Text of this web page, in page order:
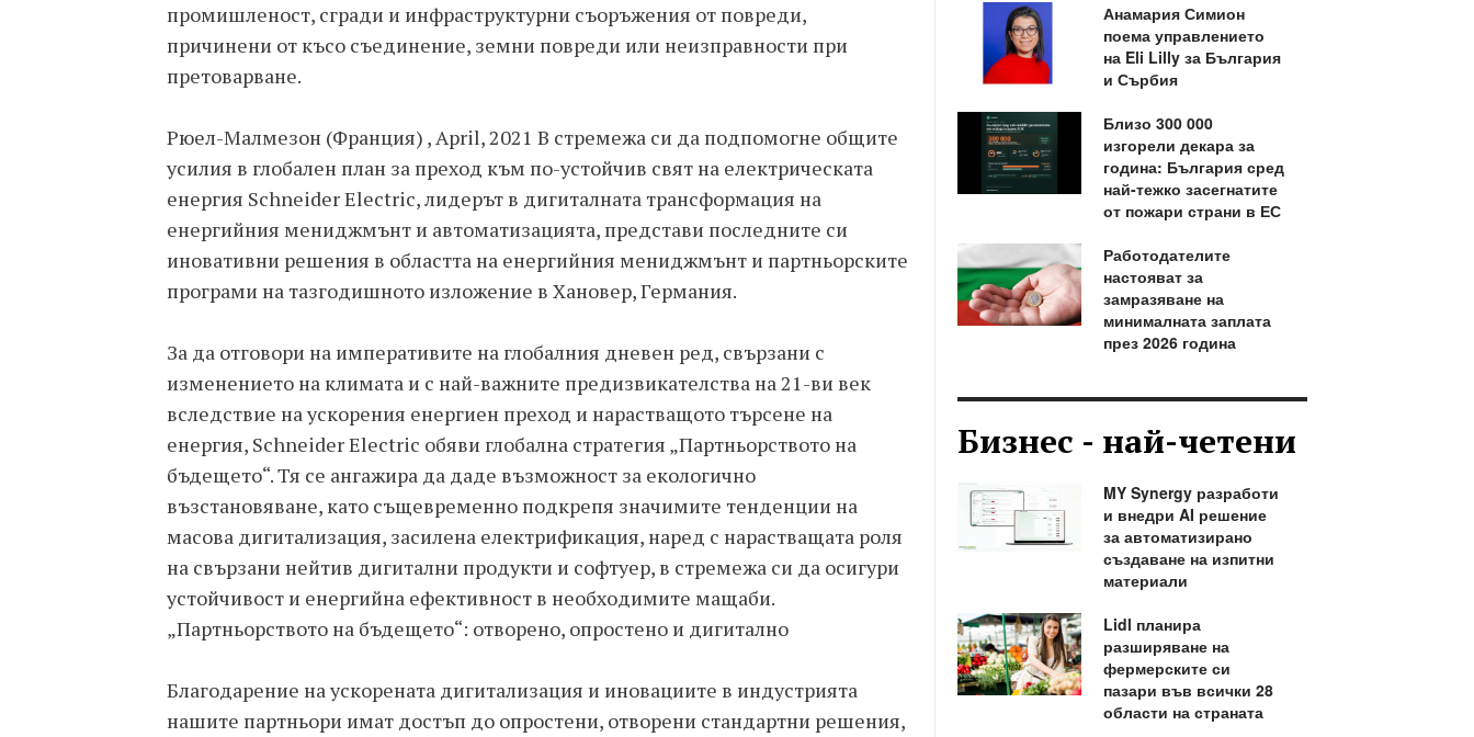
промишленост, сгради и инфраструктурни съоръжения от повреди,
причинени от късо съединение, земни повреди или неизправности при
претоварване.
Рюел-Малмезон (Франция) , April, 2021 В стремежа си да подпомогне общите
усилия в глобален план за преход към по-устойчив свят на електрическата
енергия Schneider Electric, лидерът в дигиталната трансформация на
енергийния мениджмънт и автоматизацията, представи последните си
иновативни решения в областта на енергийния мениджмънт и партньорските
програми на тазгодишното изложение в Хановер, Германия.
За да отговори на императивите на глобалния дневен ред, свързани с
изменението на климата и с най-важните предизвикателства на 21-ви век
вследствие на ускорения енергиен преход и нарастващото търсене на
енергия, Schneider Electric обяви глобална стратегия „Партньорството на
бъдещето“. Тя се ангажира да даде възможност за екологично
възстановяване, като същевременно подкрепя значимите тенденции на
масова дигитализация, засилена електрификация, наред с нарастващата роля
на свързани нейтив дигитални продукти и софтуер, в стремежа си да осигури
устойчивост и енергийна ефективност в необходимите мащаби.
„Партньорството на бъдещето“: отворено, опростено и дигитално
Благодарение на ускорената дигитализация и иновациите в индустрията
нашите партньори имат достъп до опростени, отворени стандартни решения,
Анамария Симион
поема управлението
на Eli Lilly за България
и Сърбия
Близо 300 000
изгорели декара за
година: България сред
най-тежко засегнатите
от пожари страни в ЕС
Работодателите
настояват за
замразяване на
минималната заплата
през 2026 година
Бизнес - най-четени
MY Synergy разработи
и внедри AI решение
за автоматизирано
създаване на изпитни
материали
Lidl планира
разширяване на
фермерските си
пазари във всички 28
области на страната